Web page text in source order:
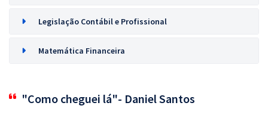
Legislação Contábil e Profissional
Matemática Financeira
"Como cheguei lá"- Daniel Santos